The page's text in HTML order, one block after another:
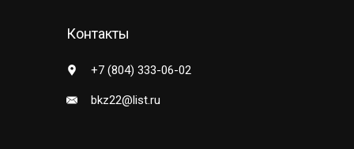
Контакты
+7 (804) 333-06-02
bkz22@list.ru